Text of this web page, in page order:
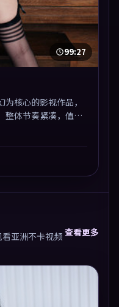
99:27
核心的影视作品，
整体节奏紧凑，值得
亚洲不卡视频查看更多